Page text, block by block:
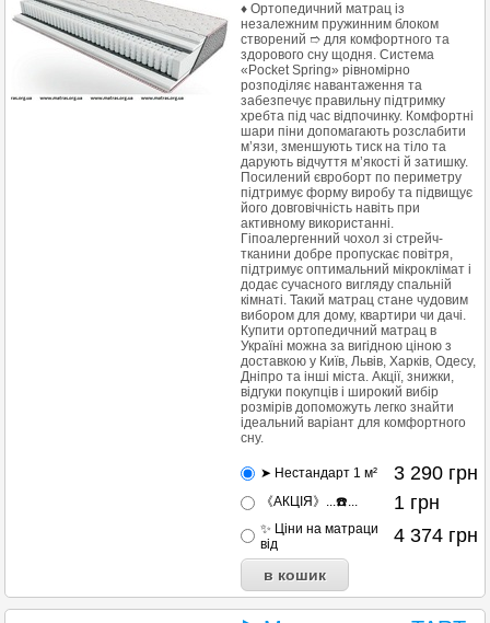
♦ Ортопедичний матрац із
незалежним пружинним блоком
створений ➱ для комфортного та
здорового сну щодня. Система
«Pocket Spring» рівномірно
розподіляє навантаження та
забезпечує правильну підтримку
хребта під час відпочинку. Комфортні
шари піни допомагають розслабити
м’язи, зменшують тиск на тіло та
дарують відчуття м’якості й затишку.
Посилений євроборт по периметру
підтримує форму виробу та підвищує
його довговічність навіть при
активному використанні.
Гіпоалергенний чохол зі стрейч-
тканини добре пропускає повітря,
підтримує оптимальний мікроклімат і
додає сучасного вигляду спальній
кімнаті. Такий матрац стане чудовим
вибором для дому, квартири чи дачі.
Купити ортопедичний матрац в
Україні можна за вигідною ціною з
доставкою у Київ, Львів, Харків, Одесу,
Дніпро та інші міста. Акції, знижки,
відгуки покупців і широкий вибір
розмірів допоможуть легко знайти
ідеальний варіант для комфортного
сну.
➤ Нестандарт 1 м² 3 290 грн
《АКЦІЯ》...☎️... 1 грн
✨ Ціни на матраци
від
4 374 грн